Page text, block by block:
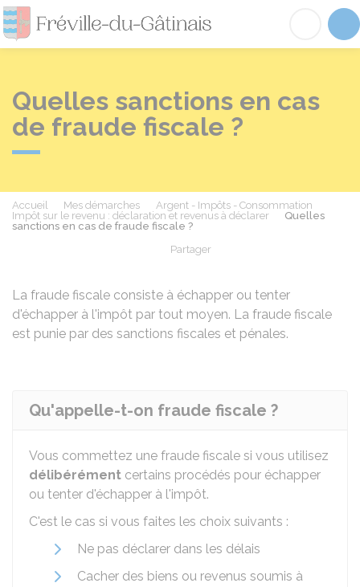
Fréville-du-
Quelles sanctions en cas
de fraude fiscale ?
Accueil Mes démarches
Argent - Impôts - Consommation
Impôt sur le revenu : déclaration et revenus à déclarer
Quelles
sanctions en cas de fraude fiscale ?
Partager
La fraude fiscale consiste à échapper ou tenter
d'échapper à l'impôt par tout moyen. La fraude fiscale
est punie par des sanctions fiscales et pénales.
Qu'appelle-t-on fraude fiscale ?
Vous commettez une fraude fiscale si vous utilisez
délibérément certains procédés pour échapper
ou tenter d'échapper à l'impôt.
C'est le cas si vous faites les choix suivants :
Ne pas déclarer dans les délais
Cacher des biens ou revenus soumis à